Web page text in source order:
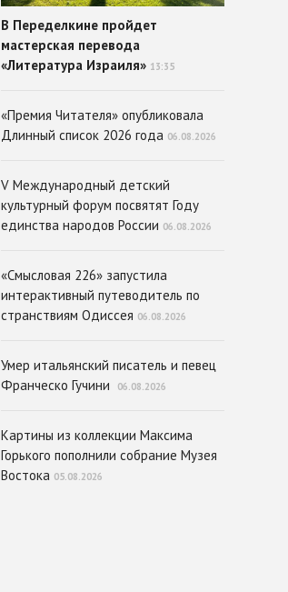
В Переделкине пройдет
мастерская перевода
«Литература Израиля» 13:35
«Премия Читателя» опубликовала
Длинный список 2026 года 06.08.2026
V Международный детский
культурный форум посвятят Году
единства народов России 06.08.2026
«Смысловая 226» запустила
интерактивный путеводитель по
странствиям Одиссея 06.08.2026
Умер итальянский писатель и певец
Франческо Гучини
06.08.2026
Картины из коллекции Максима
Горького пополнили собрание Музея
Востока 05.08.2026